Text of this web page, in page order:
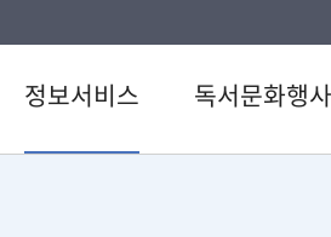
정보서비스 독서문화행사